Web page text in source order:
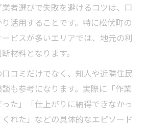
者選びで失敗を避けるコツは、口
活用することです。特に松伏町の
ビスが多いエリアでは、地元の利
材料となります。
コミだけでなく、知人や近隣住民
も参考になります。実際に「作業
た」「仕上がりに納得できなかっ
れた」などの具体的なエピソード